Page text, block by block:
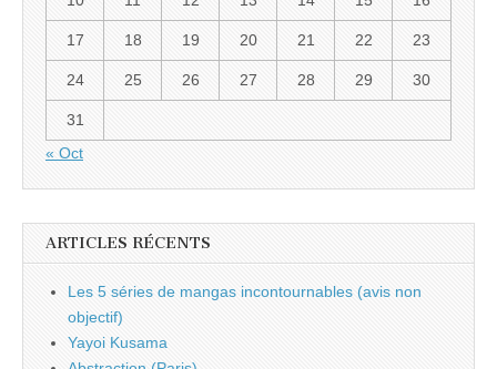
17 18 19 20 21 22 23
24 25 26 27 28 29 30
31
« Oct
ARTICLES RÉCENTS
Les 5 séries de mangas incontournables (avis non
objectif)
Yayoi Kusama